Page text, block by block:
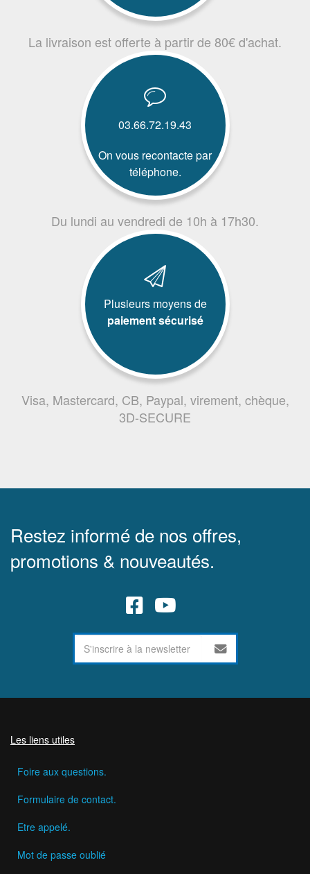
La livraison est offerte à partir de 80€ d'achat.
03.66.72.19.43
On vous recontacte par
téléphone.
Du lundi au vendredi de 10h à 17h30.
Plusieurs moyens de
paiement sécurisé
Visa, Mastercard, CB, Paypal, virement, chèque,
3D-SECURE
Restez informé de nos offres,
promotions & nouveautés.
Les liens utiles
Foire aux questions.
Formulaire de contact.
Etre appelé.
Mot de passe oublié